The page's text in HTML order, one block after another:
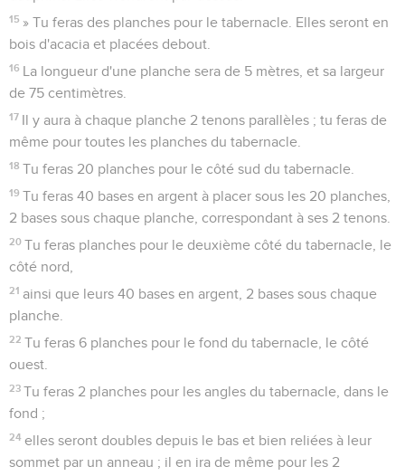
15 » Tu feras des planches pour le tabernacle. Elles seront en
bois d'acacia et placées debout.
16 La longueur d'une planche sera de 5 mètres, et sa largeur
de 75 centimètres.
17 Il y aura à chaque planche 2 tenons parallèles ; tu feras de
même pour toutes les planches du tabernacle.
18 Tu feras 20 planches pour le côté sud du tabernacle.
19 Tu feras 40 bases en argent à placer sous les 20 planches,
2 bases sous chaque planche, correspondant à ses 2 tenons.
20 Tu feras planches pour le deuxième côté du tabernacle, le
côté nord,
21 ainsi que leurs 40 bases en argent, 2 bases sous chaque
planche.
22 Tu feras 6 planches pour le fond du tabernacle, le côté
ouest.
23 Tu feras 2 planches pour les angles du tabernacle, dans le
fond ;
24 elles seront doubles depuis le bas et bien reliées à leur
sommet par un anneau ; il en ira de même pour les 2